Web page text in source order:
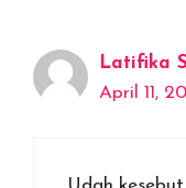
Latifika
April 11,